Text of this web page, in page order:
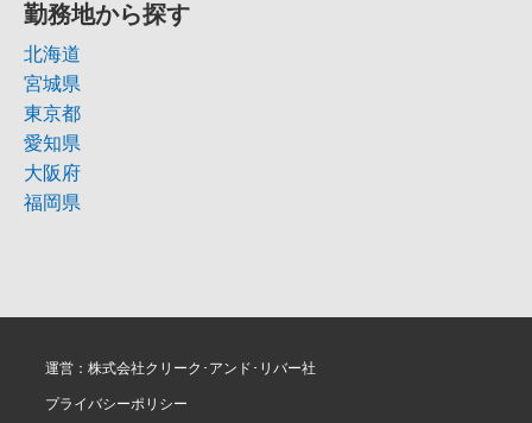
勤務地から探す
北海道
宮城県
東京都
愛知県
大阪府
福岡県
運営：株式会社クリーク･アンド･リバー社
プライバシーポリシー